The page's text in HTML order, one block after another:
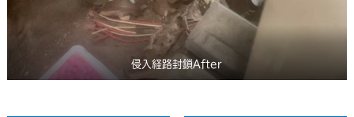
侵入経路封鎖After